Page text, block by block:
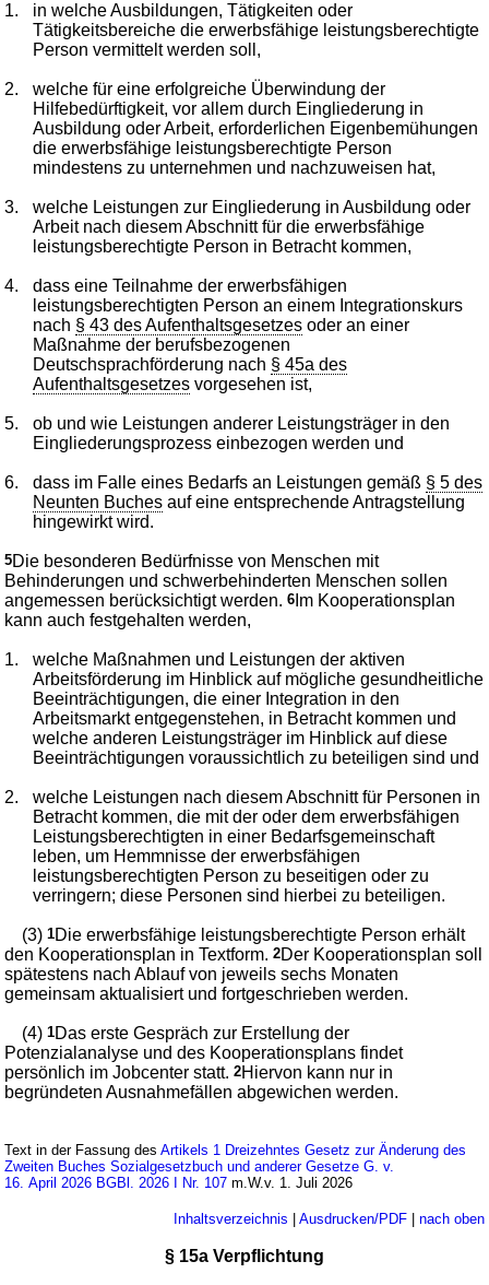
1.
in welche Ausbildungen, Tätigkeiten oder
Tätigkeitsbereiche die erwerbsfähige leistungsberechtigte
Person vermittelt werden soll,
2.
welche für eine erfolgreiche Überwindung der
Hilfebedürftigkeit, vor allem durch Eingliederung in
Ausbildung oder Arbeit, erforderlichen Eigenbemühungen
die erwerbsfähige leistungsberechtigte Person
mindestens zu unternehmen und nachzuweisen hat,
3.
welche Leistungen zur Eingliederung in Ausbildung oder
Arbeit nach diesem Abschnitt für die erwerbsfähige
leistungsberechtigte Person in Betracht kommen,
4.
dass eine Teilnahme der erwerbsfähigen
leistungsberechtigten Person an einem Integrationskurs
nach § 43 des Aufenthaltsgesetzes oder an einer
Maßnahme der berufsbezogenen
Deutschsprachförderung nach § 45a des
Aufenthaltsgesetzes vorgesehen ist,
5.
ob und wie Leistungen anderer Leistungsträger in den
Eingliederungsprozess einbezogen werden und
6. dass im Falle eines Bedarfs an Leistungen gemäß § 5 des
Neunten Buches auf eine entsprechende Antragstellung
hingewirkt wird.
5Die besonderen Bedürfnisse von Menschen mit
Behinderungen und schwerbehinderten Menschen sollen
angemessen berücksichtigt werden.6 Im Kooperationsplan
kann auch festgehalten werden,
1.
welche Maßnahmen und Leistungen der aktiven
Arbeitsförderung im Hinblick auf mögliche gesundheitliche
Beeinträchtigungen, die einer Integration in den
Arbeitsmarkt entgegenstehen, in Betracht kommen und
welche anderen Leistungsträger im Hinblick auf diese
Beeinträchtigungen voraussichtlich zu beteiligen sind und
2.
welche Leistungen nach diesem Abschnitt für Personen in
Betracht kommen, die mit der oder dem erwerbsfähigen
Leistungsberechtigten in einer Bedarfsgemeinschaft
leben, um Hemmnisse der erwerbsfähigen
leistungsberechtigten Person zu beseitigen oder zu
verringern; diese Personen sind hierbei zu beteiligen.
(3)1Die erwerbsfähige leistungsberechtigte Person erhält
den Kooperationsplan in Textform.2Der Kooperationsplan soll
spätestens nach Ablauf von jeweils sechs Monaten
gemeinsam aktualisiert und fortgeschrieben werden.
(4)1Das erste Gespräch zur Erstellung der
Potenzialanalyse und des Kooperationsplans findet
persönlich im Jobcenter statt.2Hiervon kann nur in
begründeten Ausnahmefällen abgewichen werden.
Text in der Fassung desArtikels 1 Dreizehntes Gesetz zur Änderung des
Zweiten Buches Sozialgesetzbuch und anderer Gesetze G. v.
16. April 2026 BGBl. 2026 I Nr. 107 m.W.v. 1. Juli 2026
Inhaltsverzeichnis Ausdrucken/PDF| nach oben
§ 15a Verpflichtung